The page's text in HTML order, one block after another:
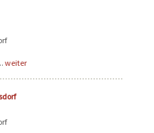
weiter